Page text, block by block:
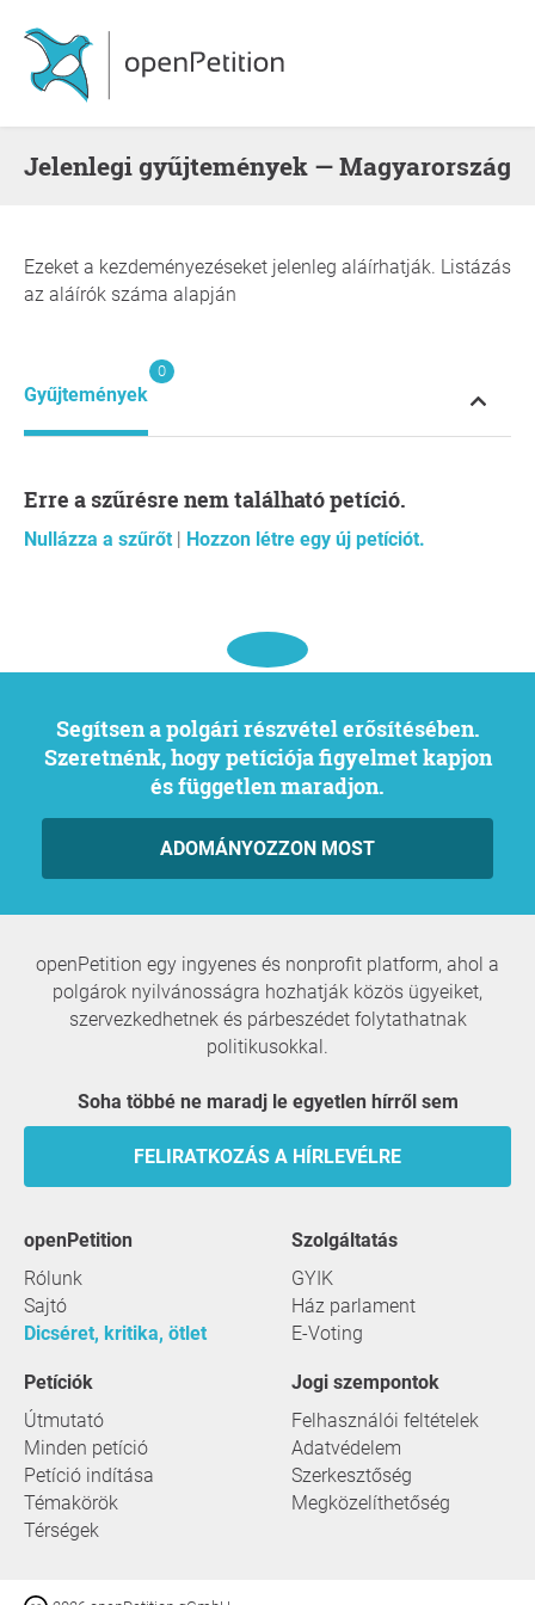
Jelenlegi gyűjtemények — Magyarország
Ezeket a kezdeményezéseket jelenleg aláírhatják. Listázás
az aláírók száma alapján
Gyűjtemények
0
Erre a szűrésre nem található petíció.
Nullázza a szűrőt | Hozzon létre egy új petíciót.
Segítsen a polgári részvétel erősítésében.
Szeretnénk, hogy petíciója figyelmet kapjon
és független maradjon.
ADOMÁNYOZZON MOST
openPetition egy ingyenes és nonprofit platform, ahol a
polgárok nyilvánosságra hozhatják közös ügyeiket,
szervezkedhetnek és párbeszédet folytathatnak
politikusokkal.
Soha többé ne maradj le egyetlen hírről sem
FELIRATKOZÁS A HÍRLEVÉLRE
openPetition
Rólunk
Sajtó
Dicséret, kritika, ötlet
szolgáltatás
GYIK
Ház parlament
E-Voting
Petíciók
Útmutató
Minden petíció
Petíció indítása
Témakörök
Térségek
Jogi szempontok
Felhasználói feltételek
Adatvédelem
Szerkesztőség
Megközelíthetőség